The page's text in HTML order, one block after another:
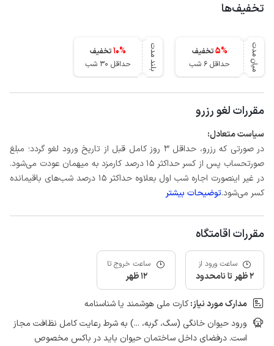
تخفیف‌ها
میان مدت 5%
تخفیف
حداقل 6 شب
بلند مدت 10%
تخفیف
حداقل 30 شب
مقررات لغو رزرو
سیاست متعادل:
در صورتی که رزرو، حداقل 3 روز کامل قبل از تاریخ ورود لغو گردد؛ مبلغ
صورتحساب پس از کسر حداکثر 15 درصد کارمزد به میهمان عودت می‌شود.
در غیر اینصورت اجاره شب اول بعلاوه حداکثر 15 درصد شب‌های باقیمانده
کسر می‌شود.توضیحات بیشتر
مقررات اقامتگاه
ساعت ورود از
2 ظهر تا نامحدود
ساعت خروج تا
12 ظهر
مدارک مورد نیاز:کارت ملی هوشمند یا شناسنامه
ورود حیوان خانگی (سگ، گربه، ...) به شرط رعایت کامل نظافت مجاز
است. درفضای داخل ساختمان حیوان باید در باکس مخصوص